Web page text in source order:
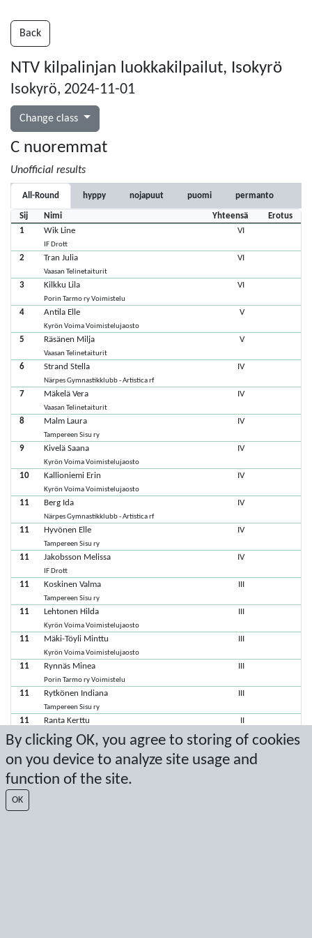
By clicking OK, you agree to storing of cookies
on you device to analyze site usage and
function of the site.
OK
Back
NTV kilpalinjan luokkakilpailut, Isokyrö
Isokyrö, 2024-11-01
Change class
C nuoremmat
Unofficial results
All-Round hyppy nojapuut puomi permanto
Sij Nimi Yhteensä
Erotus
1
Wik Line
IF Drott
VI
2 Tran Julia
Vaasan Telinetaiturit
VI
3 Kilkku Lila
Porin Tarmo ry Voimistelu
VI
4 Antila Elle
Kyrön Voima Voimistelujaosto
V
5 Räsänen Milja
Vaasan Telinetaiturit
V
6 Strand Stella
Närpes Gymnastikklubb - Artistica rf
IV
7 Mäkelä Vera
Vaasan Telinetaiturit
IV
8 Malm Laura
Tampereen Sisu ry
IV
9 Kivelä Saana
Kyrön Voima Voimistelujaosto
IV
10 Kallioniemi Erin
Kyrön Voima Voimistelujaosto
IV
11 Berg Ida
Närpes Gymnastikklubb - Artistica rf
IV
11 Hyvönen Elle
Tampereen Sisu ry
IV
11 Jakobsson Melissa
IF Drott
IV
11 Koskinen Valma
Tampereen Sisu ry
III
11 Lehtonen Hilda
Kyrön Voima Voimistelujaosto
III
11 Mäki-Töyli Minttu
Kyrön Voima Voimistelujaosto
III
11 Rynnäs Minea
Porin Tarmo ry Voimistelu
III
11 Rytkönen Indiana
Tampereen Sisu ry
III
11 Ranta Kerttu
Tampereen Sisu ry
II
11 Keckman Eini
Kyrön Voima Voimistelujaosto
11 Szabo Lili
11